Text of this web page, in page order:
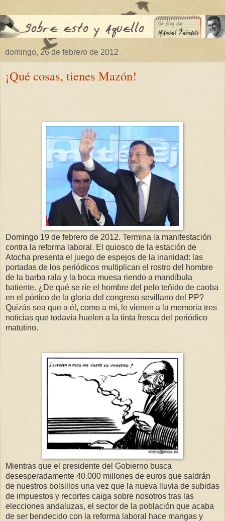
domingo, 26 de febrero de 2012
¡Qué cosas, tienes Mazón!
Domingo 19 de febrero de 2012. Termina la manifestación
contra la reforma laboral. El quiosco de la estación de
Atocha presenta el juego de espejos de la inanidad: las
portadas de los periódicos multiplican el rostro del hombre
de la barba rala y la boca muesa riendo a mandíbula
batiente. ¿De qué se ríe el hombre del pelo teñido de caoba
en el pórtico de la gloria del congreso sevillano del PP?
Quizás sea que a él, como a mí, le vienen a la memoria tres
noticias que todavía huelen a la tinta fresca del periódico
matutino.
Mientras que el presidente del Gobierno busca
desesperadamente 40.000 millones de euros que saldrán
de nuestros bolsillos una vez que la nueva lluvia de subidas
de impuestos y recortes caiga sobre nosotros tras las
elecciones andaluzas, el sector de la población que acaba
de ser bendecido con la reforma laboral hace mangas y